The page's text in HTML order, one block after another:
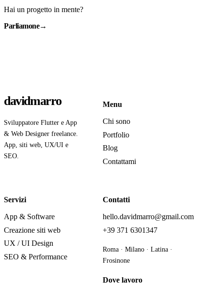
Hai un progetto in mente?
Parliamone→
davidmarro
Sviluppatore Flutter e App
& Web Designer freelance.
App, siti web, UX/UI e
SEO.
Menu
Chi sono
Portfolio
Blog
Contattami
Servizi
App & Software
Creazione siti web
UX / UI Design
SEO & Performance
Contatti
hello.davidmarro@gmail.com
+39 371 6301347
Roma · Milano · Latina ·
Frosinone
Dove lavoro